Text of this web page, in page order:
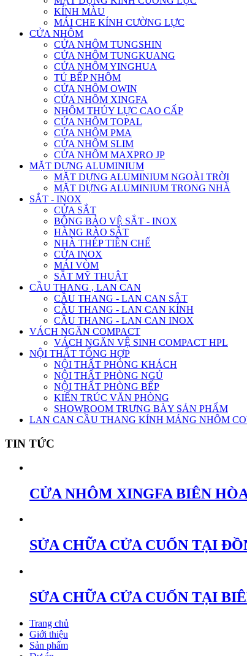
KÍNH MÀU
MÁI CHE KÍNH CƯỜNG LỰC
CỬA NHÔM
CỬA NHÔM TUNGSHIN
CỬA NHÔM TUNGKUANG
CỬA NHÔM YINGHUA
TỦ BẾP NHÔM
CỬA NHÔM OWIN
CỬA NHÔM XINGFA
NHÔM THỦY LỰC CAO CẤP
CỬA NHÔM TOPAL
CỬA NHÔM PMA
CỬA NHÔM SLIM
CỬA NHÔM MAXPRO JP
MẶT DỰNG ALUMINIUM
MẶT DỰNG ALUMINIUM NGOÀI TRỜI
MẶT DỰNG ALUMINIUM TRONG NHÀ
SẮT - INOX
CỬA SẮT
BÔNG BẢO VỆ SẮT - INOX
HÀNG RÀO SẮT
NHÀ THÉP TIỀN CHẾ
CỬA INOX
MÁI VÒM
SẮT MỸ THUẬT
CẦU THANG , LAN CAN
CẦU THANG - LAN CAN SẮT
CẦU THANG - LAN CAN KÍNH
CẦU THANG - LAN CAN INOX
VÁCH NGĂN COMPACT
VÁCH NGĂN VỆ SINH COMPACT HPL
NỘI THẤT TỔNG HỢP
NỘI THẤT PHÒNG KHÁCH
NỘI THẤT PHÒNG NGỦ
NỘI THẤT PHÒNG BẾP
KIẾN TRÚC VĂN PHÒNG
SHOWROOM TRƯNG BÀY SẢN PHẨM
LAN CAN CẦU THANG KÍNH MÁNG NHÔM
TIN TỨC
CỬA NHÔM XINGFA BIÊN
SỬA CHỮA CỬA CUỐN TẠI
SỬA CHỮA CỬA CUỐN TẠI
Trang chủ
Giới thiệu
Sản phẩm